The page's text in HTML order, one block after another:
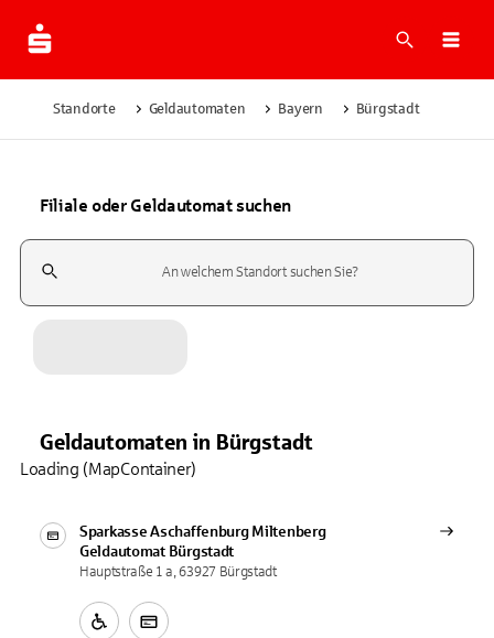
Suche
Standorte Geldautomaten Bayern Bürgstadt
Filiale oder Geldautomat suchen
Suchfeld
Geldautomaten in Bürgstadt
Sparkasse Aschaffenburg Miltenberg
Geldautomat Bürgstadt
Hauptstraße 1 a, 63927 Bürgstadt
Loading (MapContainer)